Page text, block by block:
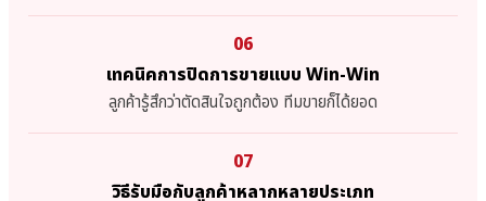
06
เทคนิคการปิดการขายแบบ Win-Win
ลูกค้ารู้สึกว่าตัดสินใจถูกต้อง ทีมขายก็ได้ยอด
07
วิธีรับมือกับลูกค้าหลากหลายประเภท